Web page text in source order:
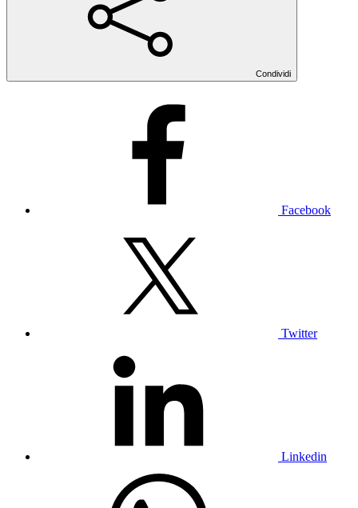
Condividi
Facebook
Twitter
Linkedin